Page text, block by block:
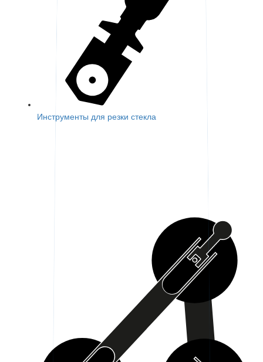
Инструменты для резки стекла